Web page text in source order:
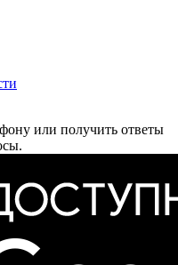
или получить ответы